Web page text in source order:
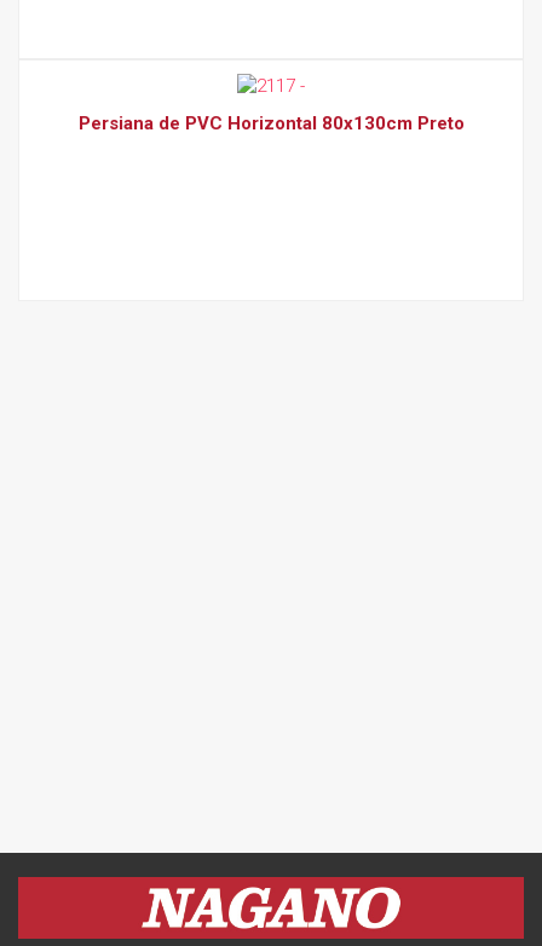
Persiana de PVC Horizontal 80x130cm Preto